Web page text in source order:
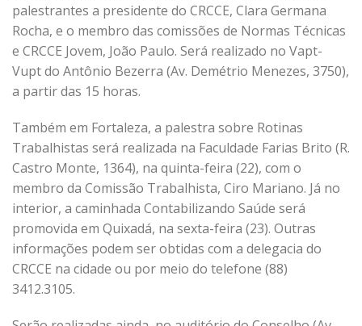
palestrantes a presidente do CRCCE, Clara Germana
Rocha, e o membro das comissões de Normas Técnicas
e CRCCE Jovem, João Paulo. Será realizado no Vapt-
Vupt do Antônio Bezerra (Av. Demétrio Menezes, 3750),
a partir das 15 horas.
Também em Fortaleza, a palestra sobre Rotinas
Trabalhistas será realizada na Faculdade Farias Brito (R.
Castro Monte, 1364), na quinta-feira (22), com o
membro da Comissão Trabalhista, Ciro Mariano. Já no
interior, a caminhada Contabilizando Saúde será
promovida em Quixadá, na sexta-feira (23). Outras
informações podem ser obtidas com a delegacia do
CRCCE na cidade ou por meio do telefone (88)
3412.3105.